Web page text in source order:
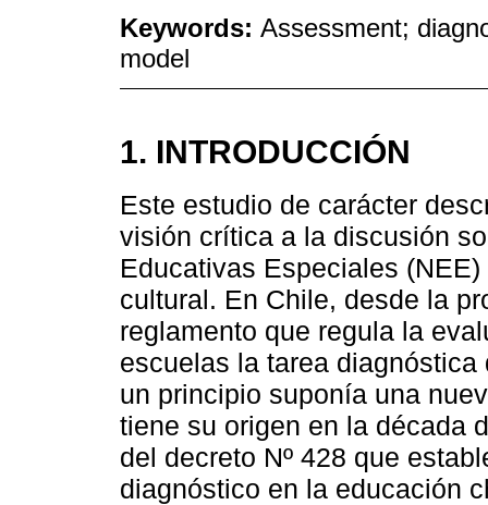
Keywords: Assessment;
model
1. INTRODUCCIÓN
Este estudio de carácter
visión crítica a la discusión
Educativas Especiales
cultural. En Chile, desde la
reglamento que regula la
escuelas la tarea
un principio suponía una
tiene su origen en la década
del decreto Nº 428 que
diagnóstico en la educación